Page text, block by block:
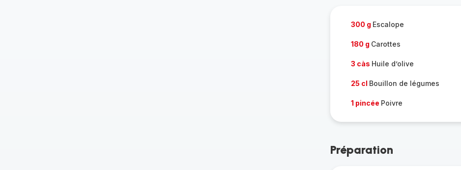
300 g Escalope
180 g Carottes
3 càs Huile d’olive
25 cl Bouillon de légumes
1 pincée Poivre
Préparation